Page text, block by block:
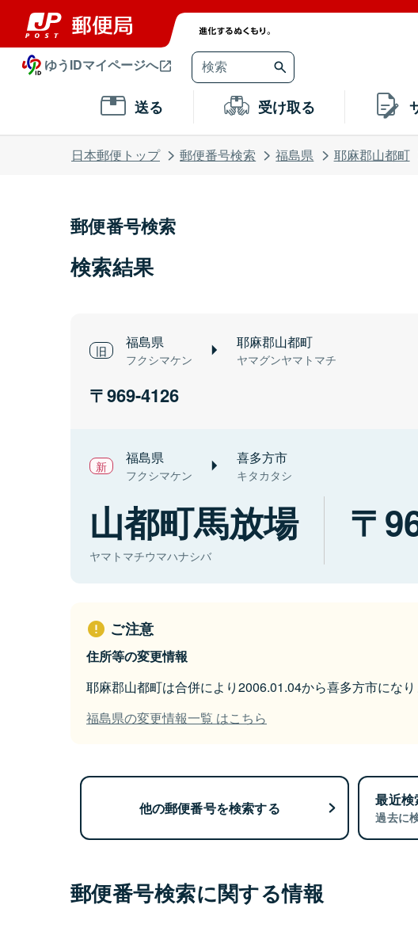
ゆうIDマイページへ
送る 受け取る
日本郵便トップ 郵便番号検索 福島県 耶麻郡山都町
郵便番号検索
検索結果
福島県
フクシマケン
耶麻郡山都町
ヤマグンヤマトマチ
969-4126
福島県
フクシマケン
喜多方市
キタカタシ
山都町馬放場
ヤマトマチウマハナシバ
ご注意
住所等の変更情報
耶麻郡山都町は合併により2006.01.04から喜多方市にな
福島県の変更情報一覧 はこちら
他の郵便番号を検索する 最近検
過去に
郵便番号検索に関する情報